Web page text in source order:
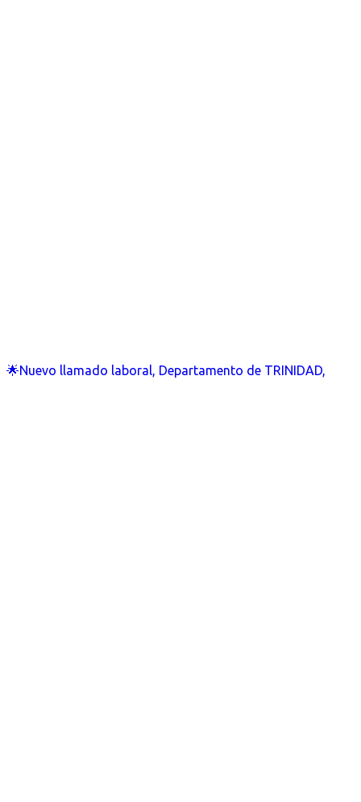
🌟Nuevo llamado laboral, Departamento de TRINIDAD,